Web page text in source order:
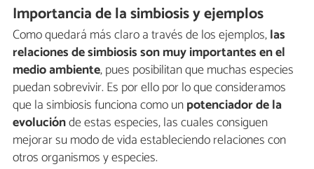
Importancia de la simbiosis y ejemplos
Como quedará más claro a través de los ejemplos,las
relaciones de simbiosis son muy importantes en el
medio ambiente, pues posibilitan que muchas especies
puedan sobrevivir. Es por ello por lo que consideramos
que la simbiosis funciona como unpotenciador de la
evoluciónde estas especies, las cuales consiguen
mejorar su modo de vida estableciendo relaciones con
otros organismos y especies.